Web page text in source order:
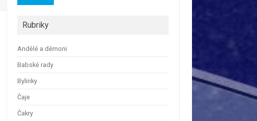
Rubriky
Andělé a démoni
Babské rady
Bylinky
Čaje
Čakry